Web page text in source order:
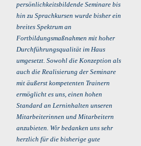
persönlichkeitsbildende Seminare bis
hin zu Sprachkursen wurde bisher ein
breites Spektrum an
Fortbildungsmaßnahmen mit hoher
Durchführungsqualität im Haus
umgesetzt. Sowohl die Konzeption als
auch die Realisierung der Seminare
mit äußerst kompetenten Trainern
ermöglicht es uns, einen hohen
Standard an Lerninhalten unseren
Mitarbeiterinnen und Mitarbeitern
anzubieten. Wir bedanken uns sehr
herzlich für die bisherige gute